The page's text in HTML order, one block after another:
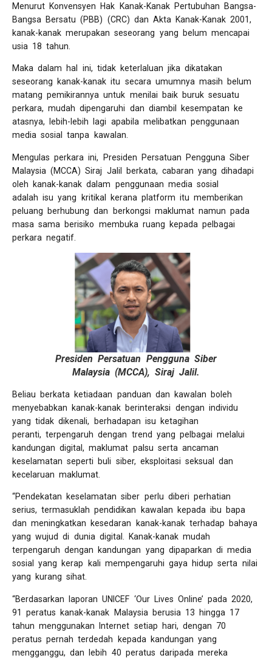
Menurut Konvensyen Hak Kanak-Kanak Pertubuhan Bangsa-
Bangsa Bersatu (PBB) (CRC) dan Akta Kanak-Kanak 2001,
kanak-kanak merupakan seseorang yang belum mencapai
usia 18 tahun.
Maka dalam hal ini, tidak keterlaluan jika dikatakan
seseorang kanak-kanak itu secara umumnya masih belum
matang pemikirannya untuk menilai baik buruk sesuatu
perkara, mudah dipengaruhi dan diambil kesempatan ke
atasnya, lebih-lebih lagi apabila melibatkan penggunaan
media sosial tanpa kawalan.
Mengulas perkara ini, Presiden Persatuan Pengguna Siber
Malaysia (MCCA) Siraj Jalil berkata, cabaran yang dihadapi
oleh kanak-kanak dalam penggunaan media sosial
adalah isu yang kritikal kerana platform itu memberikan
peluang berhubung dan berkongsi maklumat namun pada
masa sama berisiko membuka ruang kepada pelbagai
perkara negatif.
Presiden Persatuan Pengguna Siber
Malaysia (MCCA), Siraj Jalil.
Beliau berkata ketiadaan panduan dan kawalan boleh
menyebabkan kanak-kanak berinteraksi dengan individu
yang tidak dikenali, berhadapan isu ketagihan
peranti, terpengaruh dengan trend yang pelbagai melalui
kandungan digital, maklumat palsu serta ancaman
keselamatan seperti buli siber, eksploitasi seksual dan
kecelaruan maklumat.
“Pendekatan keselamatan siber perlu diberi perhatian
serius, termasuklah pendidikan kawalan kepada ibu bapa
dan meningkatkan kesedaran kanak-kanak terhadap bahaya
yang wujud di dunia digital. Kanak-kanak mudah
terpengaruh dengan kandungan yang dipaparkan di media
sosial yang kerap kali mempengaruhi gaya hidup serta nilai
yang kurang sihat.
“Berdasarkan laporan UNICEF ‘Our Lives Online’ pada 2020,
91 peratus kanak-kanak Malaysia berusia 13 hingga 17
tahun menggunakan Internet setiap hari, dengan 70
peratus pernah terdedah kepada kandungan yang
mengganggu, dan lebih 40 peratus daripada mereka